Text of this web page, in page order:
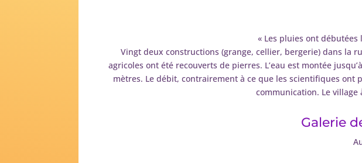
« Les pluies ont
Vingt deux constructions (grange, cellier, bergerie) dans la
agricoles ont été recouverts de pierres. L’eau est montée
mètres. Le débit, contrairement à ce que les scientifiques ont
communication. Le
Galerie